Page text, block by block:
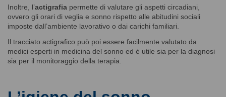
Inoltre, l’actigrafia permette di valutare gli aspetti circadiani,
ovvero gli orari di veglia e sonno rispetto alle abitudini sociali
imposte dall’ambiente lavorativo o dai carichi familiari.
Il tracciato actigrafico può poi essere facilmente valutato da
medici esperti in medicina del sonno ed è utile sia per la diagnosi
sia per il monitoraggio della terapia.